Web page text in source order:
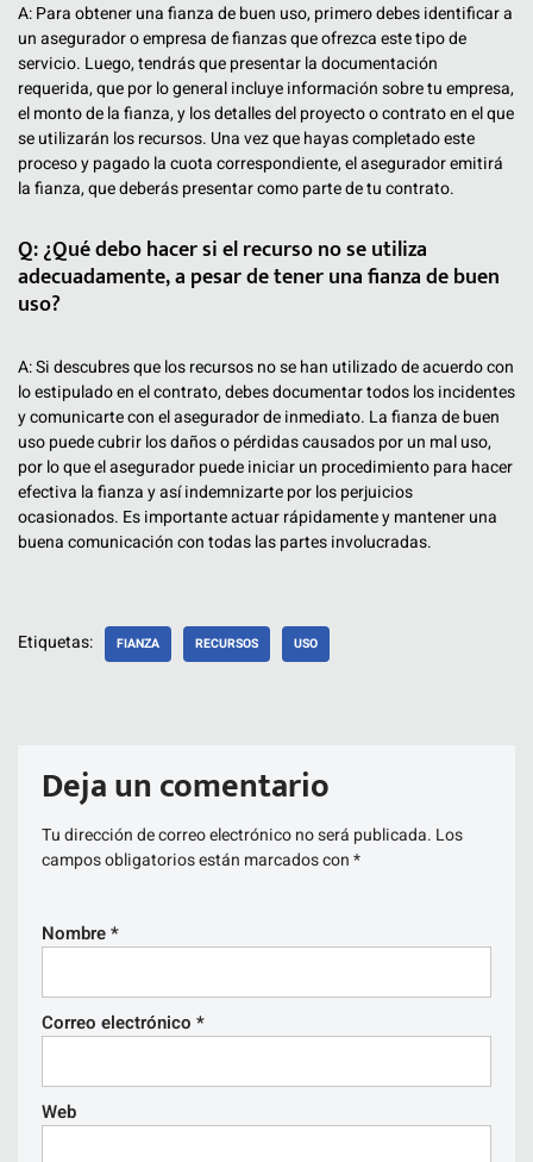
A: Para obtener una fianza de buen uso, primero debes identificar a
un asegurador o empresa de fianzas que ofrezca este tipo de
servicio. Luego, tendrás que presentar la documentación
requerida, que por lo general incluye información sobre tu empresa,
el monto de la fianza, y los detalles del proyecto o contrato en el que
se utilizarán los recursos. Una vez que hayas completado este
proceso y pagado la cuota correspondiente, el asegurador emitirá
la fianza, que deberás presentar como parte de tu contrato.
Q: ¿Qué debo hacer si el recurso no se utiliza
adecuadamente, a pesar de tener una fianza de buen
uso?
A: Si descubres que los recursos no se han utilizado de acuerdo con
lo estipulado en el contrato, debes documentar todos los incidentes
y comunicarte con el asegurador de inmediato. La fianza de buen
uso puede cubrir los daños o pérdidas causados por un mal uso,
por lo que el asegurador puede iniciar un procedimiento para hacer
efectiva la fianza y así indemnizarte por los perjuicios
ocasionados. Es importante actuar rápidamente y mantener una
buena comunicación con todas las partes involucradas.
Etiquetas: FIANZA RECURSOS USO
Deja un comentario
Tu dirección de correo electrónico no será publicada. Los
campos obligatorios están marcados con*
Nombre*
Correo electrónico *
Web